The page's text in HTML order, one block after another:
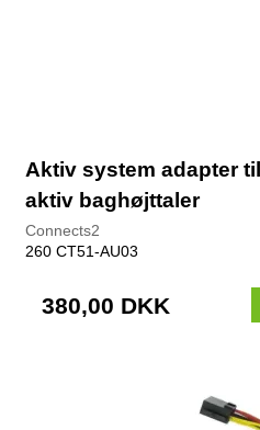
Aktiv system adapter
aktiv baghøjttaler
Connects2
260 CT51-AU03
380,00 DKK